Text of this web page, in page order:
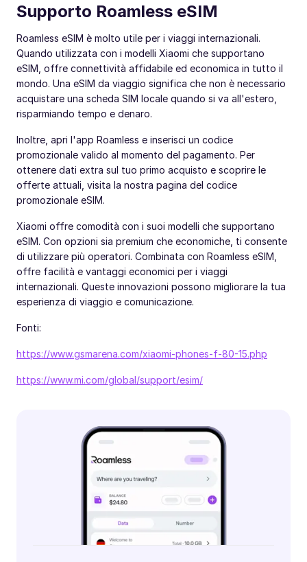
Supporto Roamless eSIM
Roamless eSIM è molto utile per i viaggi internazionali.
Quando utilizzata con i modelli Xiaomi che supportano
eSIM, offre connettività affidabile ed economica in tutto il
mondo. Una eSIM da viaggio significa che non è necessario
acquistare una scheda SIM locale quando si va all'estero,
risparmiando tempo e denaro.
Inoltre, apri l'app Roamless e inserisci un codice
promozionale valido al momento del pagamento. Per
ottenere dati extra sul tuo primo acquisto e scoprire le
offerte attuali, visita la nostra pagina del codice
promozionale eSIM.
Xiaomi offre comodità con i suoi modelli che supportano
eSIM. Con opzioni sia premium che economiche, ti consente
di utilizzare più operatori. Combinata con Roamless eSIM,
offre facilità e vantaggi economici per i viaggi
internazionali. Queste innovazioni possono migliorare la tua
esperienza di viaggio e comunicazione.
Fonti:
https://www.gsmarena.com/xiaomi-phones-f-80-15.php
https://www.mi.com/global/support/esim/